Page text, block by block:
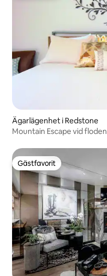
Ägarlägenhet i Redstone
Mountain Escape vid floden
Gästfavorit
Gästfavorit